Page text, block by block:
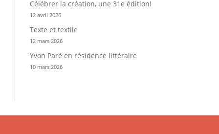
Célébrer la création, une 31e édition!
12 avril 2026
Texte et textile
12 mars 2026
Yvon Paré en résidence littéraire
10 mars 2026